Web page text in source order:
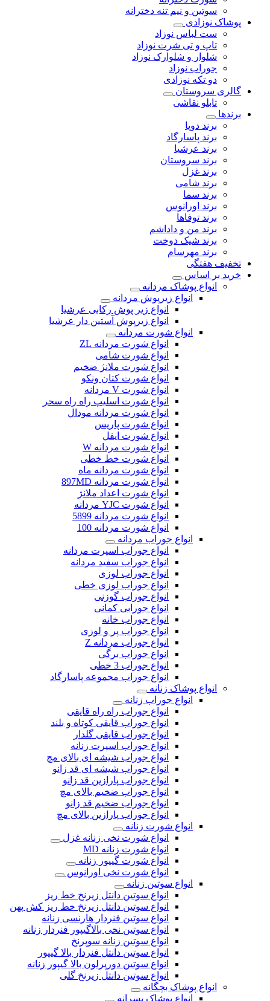
سوتین و نیم تنه دخترانه
پوشاک نوزادی
ست لباس نوزاد
تاپ و تی شرت نوزاد
شلوار و شلوارک نوزاد
جوراب نوزاد
دو تکه نوزادی
گالری سروستان
تابلو نقاشی
برندها
برند دوپا
برند پاسارگاد
برند عرشیا
برند سروستان
برند غزل
برند شامی
برند سما
برند اورانوس
برند توفاها
برند من و داداشم
برند شیک دوخت
برند مهرسام
تخفیف هفتگی
خرید بر اساس
انواع پوشاک مردانه
انواع زیرپوش مردانه
انواع زیر پوش رکابی عرشیا
انواع زیرپوش آستین دار عرشیا
انواع شورت مردانه
انواع شورت مردانه ZL
انواع شورت شامی
انواع شورت ملانژ ضخیم
انواع شورت کتان ونکو
انواع شورت V مردانه
انواع شورت اسلیپ راه راه سحر
انواع شورت مردانه مودال
انواع شورت پاریس
انواع شورت ایفل
انواع شورت مردانه W
انواع شورت خط خطی
انواع شورت مردانه ماه
انواع شورت مردانه 897MD
انواع شورت اعداد ملانژ
انواع شورت YJC مردانه
انواع شورت مردانه 5899
انواع شورت مردانه 100
انواع جوراب مردانه
انواع جوراب اسپرت مردانه
انواع جوراب سفید مردانه
انواع جوراب لوزی
انواع جوراب لوزی خطی
انواع جوراب گوزنی
انواع جورابی کمانی
انواع جوراب خانه
انواع جوراب پر و لوزی
انواع جوراب مردانه Z
انواع جوراب برگی
انواع جوراب 3 خطی
انواع جوراب مجموعه پاسارگاد
انواع پوشاک زنانه
انواع جوراب زنانه
انواع جوراب راه راه قایقی
انواع جوراب قایقی کوتاه و بلند
انواع جوراب قایقی گلدار
انواع جوراب اسپرت زنانه
انواع جوراب شیشه ای بالای مچ
انواع جوراب شیشه ای قد زانو
انواع جوراب پارازین قد زانو
انواع جوراب ضخیم بالای مچ
انواع جوراب ضخیم قد زانو
انواع جوراب پارازین بالای مچ
انواع شورت زنانه
انواع شورت نخی زنانه غزل
انواع شورت زنانه MD
انواع شورت گیپور زنانه
انواع شورت نخی اورانوس
انواع سوتین زنانه
انواع سوتین دانتل زیرنخ خط ریز
انواع سوتین دانتل زیرنخ خط ریز کش پهن
انواع سوتین فنردار هارنسی زنانه
انواع سوتین نخی بالاگیپور فنردار زنانه
انواع سوتین زنانه سوپرنخ
انواع سوتین دانتل فنردار بالا گیپور
انواع سوتین دورپرلون بالا گیپور زنانه
انواع سوتین دانتل زیرنخ گلی
انواع پوشاک بچگانه
انواع پوشاک پسرانه